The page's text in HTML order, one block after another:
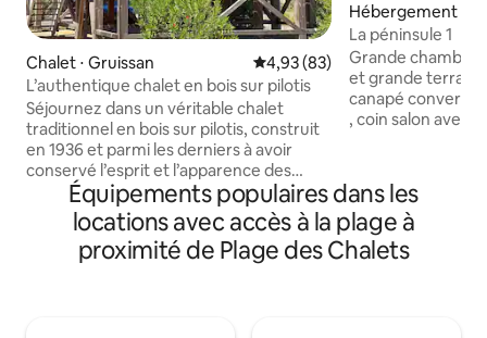
Chalet ⋅ Gruissan Évaluation moyenne sur la
4,93 (83)
L’authentique chalet en bois sur pilotis
Séjournez dans un véritable chalet
traditionnel en bois sur pilotis, construit
en 1936 et parmi les derniers à avoir
conservé l’esprit et l’apparence des
chalets originels de Gruissan. À 150 m de
la plage et à deux pas des commerces et
restaurants, vous profitez d’un
emplacement privilégié pour tout faire à
Hébergement ⋅
La péninsule 1
Grande chambre
et grande
canapé convertible, salle d'eau ,
, coin salon avec
des chalets
faits maison et
devant le logement. « La
est la chambre
voir ☺️. 🙂
Équipements populaires dans les
locations avec accès à la plage à
proximité de Plage des Chalets